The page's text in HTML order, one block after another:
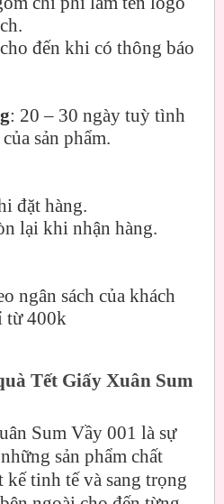
đến khi có thông báo
: 20 – 30 ngày tuỳ tình
sản phẩm.
đặt hàng.
lại khi nhận hàng.
ngân sách của khách
từ 400k
Tết Giấy Xuân Sum
Sum Vầy 001 là sự
sản phẩm chất
tinh tế và sang trọng